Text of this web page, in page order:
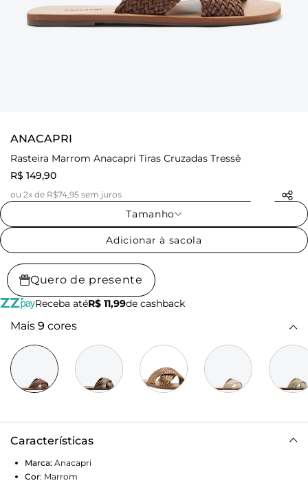
ANACAPRI
Rasteira Marrom Anacapri Tiras Cruzadas Tressê
R$ 149,90
ou 2x de R$74,95 sem juros
Tamanho
Adicionar à sacola
Quero de presente
Receba atéR$ 11,99de cashback
Mais 9 cores
Características
Marca: Anacapri
Cor: Marrom